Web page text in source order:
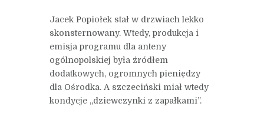
Jacek Popiołek stał w drzwiach lekko
skonsternowany. Wtedy, produkcja i
emisja programu dla anteny
ogólnopolskiej była źródłem
dodatkowych, ogromnych pieniędzy
dla Ośrodka. A szczeciński miał wtedy
kondycje „dziewczynki z zapałkami”.